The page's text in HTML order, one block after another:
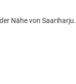
Nähe von Saariharju.